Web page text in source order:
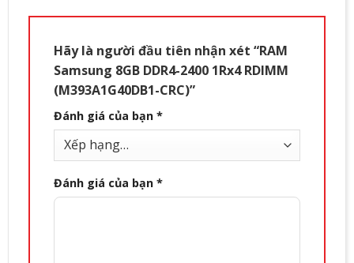
Hãy là người đầu tiên nhận xét “RAM
Samsung 8GB DDR4-2400 1Rx4 RDIMM
(M393A1G40DB1-CRC)”
Đánh giá của bạn *
Đánh giá của bạn *